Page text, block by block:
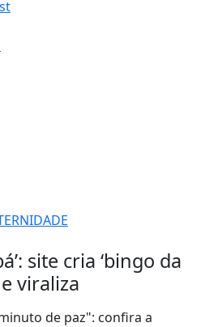
site cria ‘bingo da
viraliza
de paz": confira a